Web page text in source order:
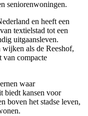
seniorenwoningen.
en heeft een
textielstad tot een
uitgaansleven.
als de Reeshof,
van compacte
waar
biedt kansen voor
boven het stadse leven,